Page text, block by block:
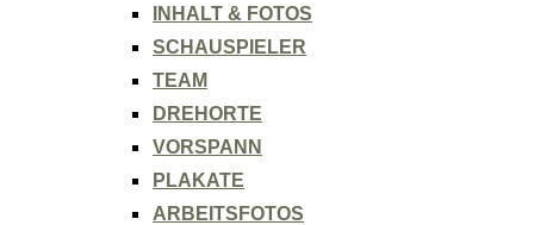
INHALT & FOTOS
SCHAUSPIELER
TEAM
DREHORTE
VORSPANN
PLAKATE
ARBEITSFOTOS